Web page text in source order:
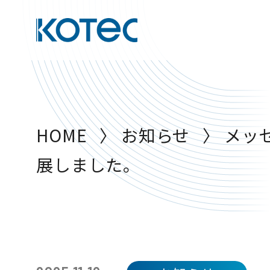
The KOTEC JOURNAL
主要分野
加工技術
お知らせ
HOME 〉お知らせ 〉メッ
展しました。